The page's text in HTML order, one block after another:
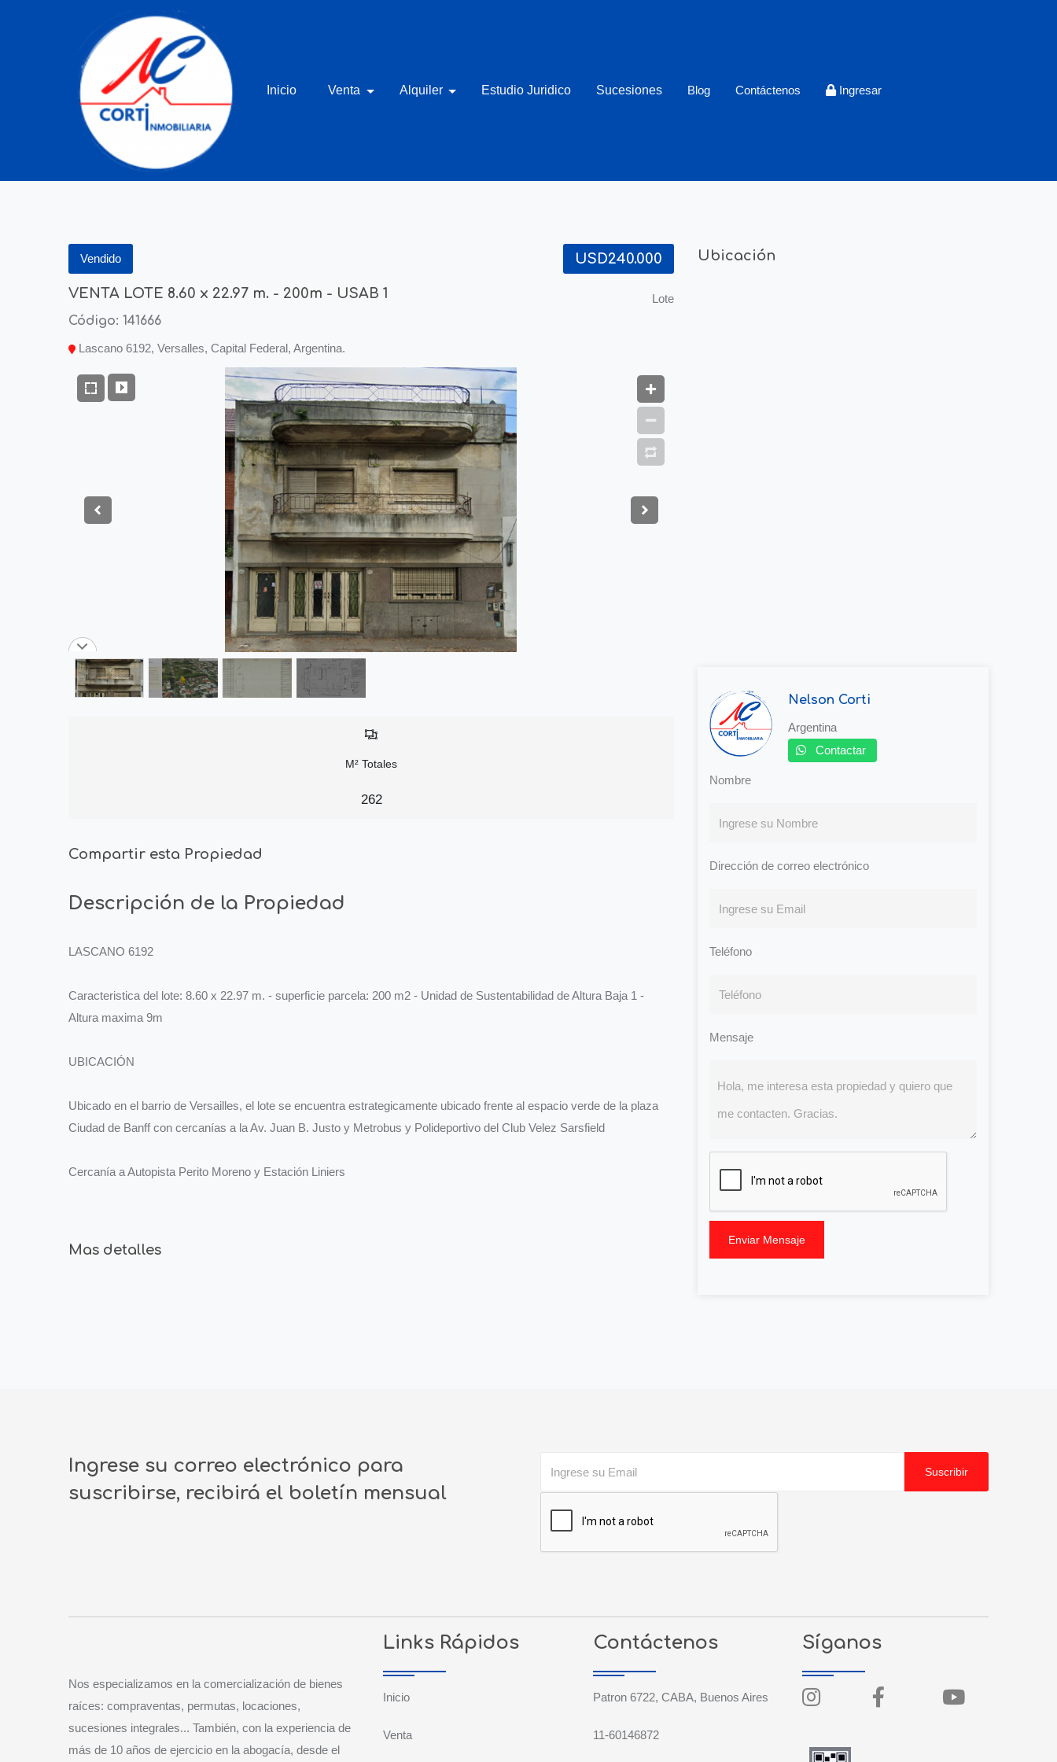
Inicio Venta Alquiler Estudio Juridico Sucesiones Blog Contáctenos Ingresar
Vendido
VENTA LOTE 8.60 x 22.97 m. - 200m - USAB 1
Código: 141666
Lascano 6192, Versalles, Capital Federal, Argentina.
USD240.000
Lote
M² Totales
262
Compartir esta Propiedad
Descripción de la Propiedad
LASCANO 6192
Caracteristica del lote: 8.60 x 22.97 m. - superficie parcela: 200 m2 - Unidad de Sustentabilidad de Altura Baja 1 -
Altura maxima 9m
UBICACIÓN
Ubicado en el barrio de Versailles, el lote se encuentra estrategicamente ubicado frente al espacio verde de la plaza
Ciudad de Banff con cercanías a la Av. Juan B. Justo y Metrobus y Polideportivo del Club Velez Sarsfield
Cercanía a Autopista Perito Moreno y Estación Liniers
Mas detalles
Ubicación
Nelson Corti
Argentina
Contactar
Nombre
Dirección de correo electrónico
Teléfono
Mensaje
Enviar Mensaje
Ingrese su correo electrónico para
suscribirse, recibirá el boletín mensual
Suscribir
Nos especializamos en la comercialización de bienes
raíces: compraventas, permutas, locaciones,
sucesiones integrales... También, con la experiencia de
más de 10 años de ejercicio en la abogacía, desde el
Links Rápidos
Inicio
Venta
Contáctenos
Patron 6722, CABA, Buenos Aires
11-60146872
Síganos